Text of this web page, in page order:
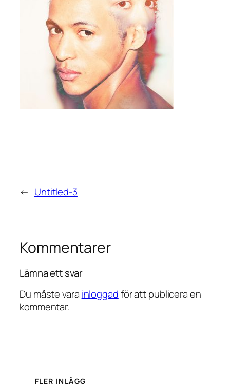
← Untitled-3
Kommentarer
Lämna ett svar
Du måste vara inloggadför att publicera en
kommentar.
FLER INLÄGG